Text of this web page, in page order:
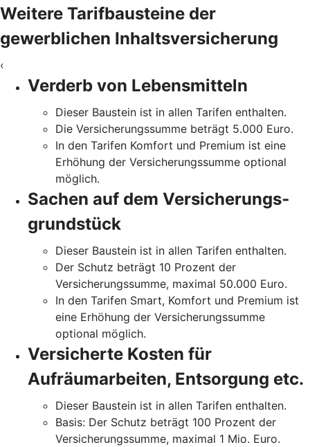
Weitere Tarifbausteine der
gewerblichen Inhalts­versicherung
‹
Verderb von Lebensmitteln
Dieser Baustein ist in allen Tarifen enthalten.
Die Versicherungssumme beträgt 5.000 Euro.
In den Tarifen Komfort und Premium ist eine
Erhöhung der Versicherungssumme optional
möglich.
Sachen auf dem Versicherungs­
grundstück
Dieser Baustein ist in allen Tarifen enthalten.
Der Schutz beträgt 10 Prozent der
Versicherungssumme, maximal 50.000 Euro.
In den Tarifen Smart, Komfort und Premium ist
eine Erhöhung der Versicherungssumme
optional möglich.
Versicherte Kosten für
Aufräumarbeiten, Entsorgung etc.
Dieser Baustein ist in allen Tarifen enthalten.
Basis: Der Schutz beträgt 100 Prozent der
Versicherungssumme, maximal 1 Mio. Euro.